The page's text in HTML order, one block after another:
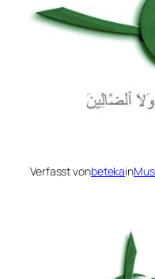
Verfasst vonbetekain